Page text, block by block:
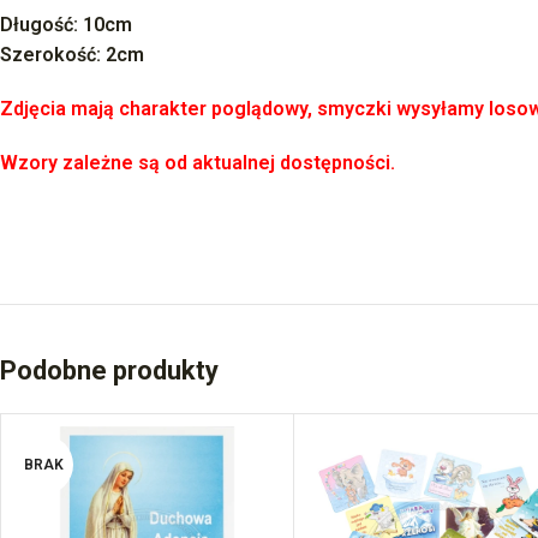
Długość: 10cm
Szerokość: 2cm
Zdjęcia mają charakter poglądowy, smyczki wysyłamy
Wzory zależne są od aktualnej dostępności.
Podobne produkty
BRAK